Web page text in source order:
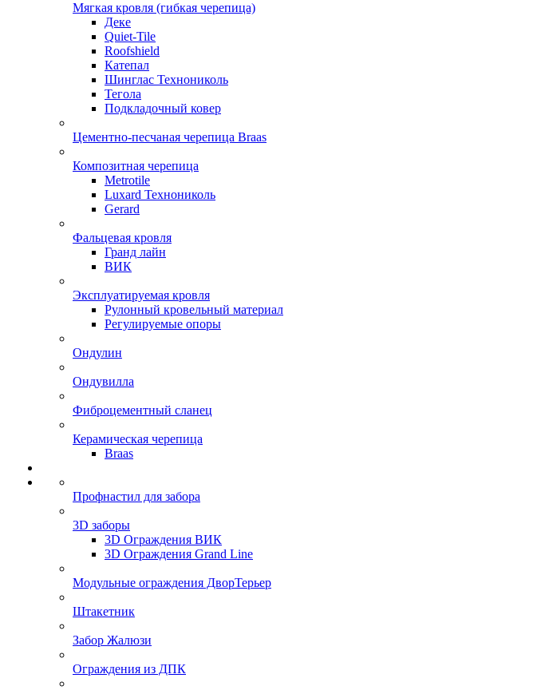
Мягкая кровля (гибкая черепица)
Деке
Quiet-Tile
Roofshield
Катепал
Шинглас Технониколь
Тегола
Подкладочный ковер
Цементно-песчаная черепица Braas
Композитная черепица
Metrotile
Luxard Технониколь
Gerard
Фальцевая кровля
Гранд лайн
ВИК
Эксплуатируемая кровля
Рулонный кровельный материал
Регулируемые опоры
Ондулин
Ондувилла
Фиброцементный сланец
Керамическая черепица
Braas
Профнастил для забора
3D заборы
3D Ограждения ВИК
3D Ограждения Grand Line
Модульные ограждения ДворТерьер
Штакетник
Забор Жалюзи
Ограждения из ДПК